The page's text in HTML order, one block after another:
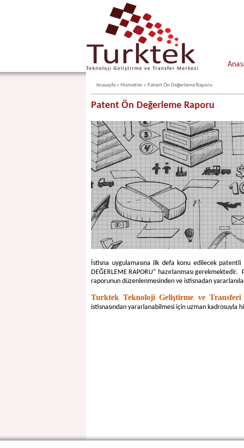
Anasayfa » Hizmetler » Patent Ön Değerleme Raporu
Patent Ön Değerleme Raporu
İstisna uygulamasına ilk defa konu edilecek
DEĞERLEME RAPORU” hazırlanması gerekmektedir.
raporunun düzenlenmesinden ve istisnadan
Turktek Teknoloji Geliştirme ve Transferi
istisnasından yararlanabilmesi için uzman kadrosuyla